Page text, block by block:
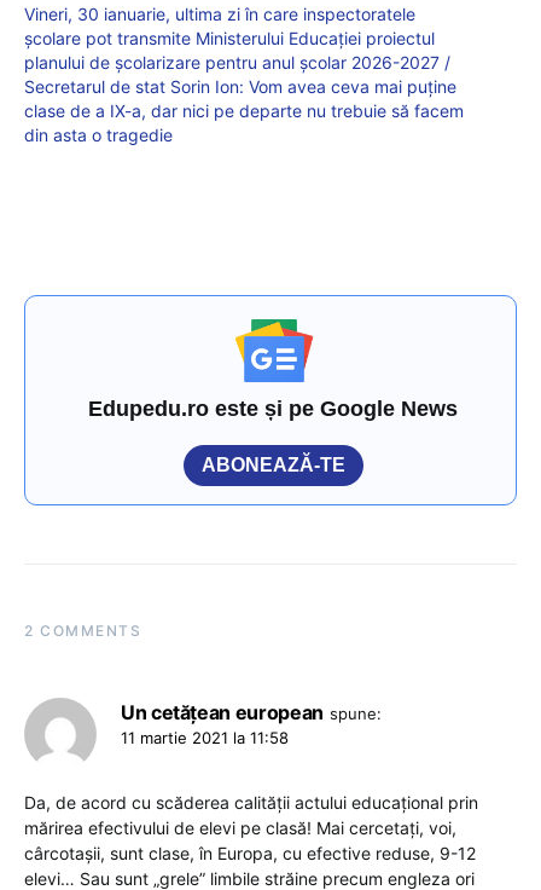
Vineri, 30 ianuarie, ultima zi în care inspectoratele
școlare pot transmite Ministerului Educației proiectul
planului de școlarizare pentru anul școlar 2026-2027 /
Secretarul de stat Sorin Ion: Vom avea ceva mai puține
clase de a IX-a, dar nici pe departe nu trebuie să facem
din asta o tragedie
Edupedu.ro este și pe Google News
ABONEAZĂ-TE
2 COMMENTS
Un cetățean european spune:
11 martie 2021 la 11:58
Da, de acord cu scăderea calității actului educațional prin
mărirea efectivului de elevi pe clasă! Mai cercetați, voi,
cârcotașii, sunt clase, în Europa, cu efective reduse, 9-12
elevi… Sau sunt „grele” limbile străine precum engleza ori